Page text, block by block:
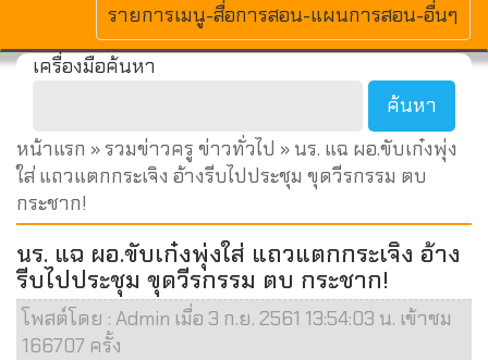
MENU
รายการเมนู-สื่อการสอน-แผนการสอน-อื่นๆ
เครื่องมือค้นหา
หน้าแรก »รวมข่าวครู ข่าวทั่วไป » นร. แฉ ผอ.ขับเก๋งพุ่ง
ใส่ แถวแตกกระเจิง อ้างรีบไปประชุม ขุดวีรกรรม ตบ
กระชาก!
นร. แฉ ผอ.ขับเก๋งพุ่งใส่ แถวแตกกระเจิง อ้าง
รีบไปประชุม ขุดวีรกรรม ตบ กระชาก!
โพสต์โดย : Admin เมื่อ 3 ก.ย. 2561 13:54:03 น. เข้าชม
166707 ครั้ง